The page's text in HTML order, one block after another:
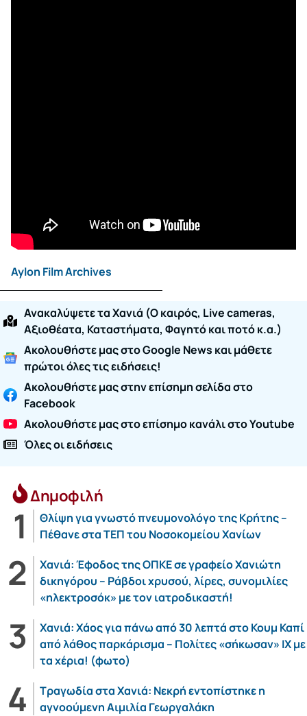
Aylon Film Archives
Ανακαλύψετε τα Χανιά (O καιρός, Live cameras,
Αξιοθέατα, Καταστήματα, Φαγητό και ποτό κ.α.)
Ακολουθήστε μας στο Google News και μάθετε
πρώτοι όλες τις ειδήσεις!
Ακολουθήστε μας στην επίσημη σελίδα στο
Facebook
Ακολουθήστε μας στο επίσημο κανάλι στο Youtube
Όλες οι ειδήσεις
Δημοφιλή
Θλίψη για γνωστό πνευμονολόγο της Κρήτης –
Πέθανε στα ΤΕΠ του Νοσοκομείου Χανίων
Χανιά: Έφοδος της ΟΠΚΕ σε γραφείο Χανιώτη
δικηγόρου – Ράβδοι χρυσού, λίρες, συνομιλίες
«ηλεκτροσόκ» με τον ιατροδικαστή!
Χανιά: Χάος για πάνω από 30 λεπτά στο Κουμ Καπί
από λάθος παρκάρισμα – Πολίτες «σήκωσαν» ΙΧ με
τα χέρια! (φωτο)
Τραγωδία στα Χανιά: Νεκρή εντοπίστηκε η
αγνοούμενη Αιμιλία Γεωργαλάκη